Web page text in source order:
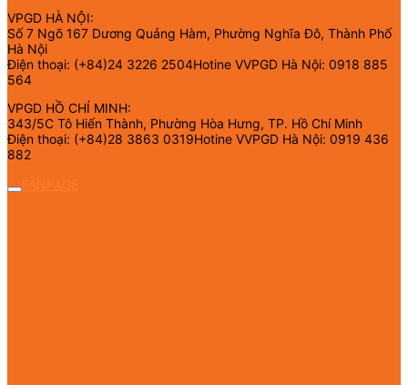
VPGD HÀ NỘI:
Số 7 Ngõ 167 Dương Quảng Hàm, Phường Nghĩa Đô, Thành Phố
Hà Nội
Điện thoại: (+84)24 3226 2504Hotine VVPGD Hà Nội: 0918 885
564
VPGD HỒ CHÍ MINH:
343/5C Tô Hiến Thành, Phường Hòa Hưng, TP. Hồ Chí Minh
Điện thoại: (+84)28 3863 0319Hotine VVPGD Hà Nội: 0919 436
882